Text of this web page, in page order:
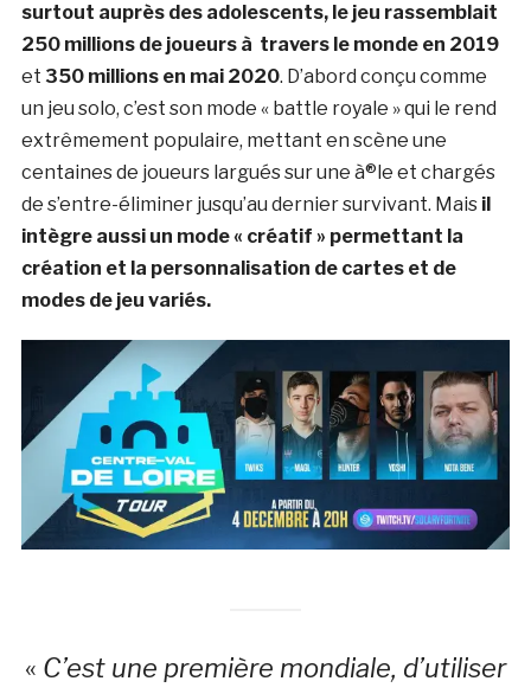
surtout auprès des adolescents, le jeu rassemblait
250 millions de joueurs à travers le monde en 2019
et 350 millions en mai 2020. D’abord conçu comme
un jeu solo, c’est son mode « battle royale » qui le rend
extrêmement populaire, mettant en scène une
centaines de joueurs largués sur une à®le et chargés
de s’entre-éliminer jusqu’au dernier survivant. Mais il
intègre aussi un mode « créatif » permettant la
création et la personnalisation de cartes et de
modes de jeu variés.
« C’est une première mondiale, d’utiliser